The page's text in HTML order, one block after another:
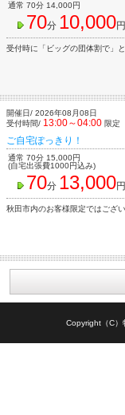
通常 70分 14,000円
70分 10,000円
受付時に「ビッグの団体割で」
開催日/ 2026年08月08日
受付時間/ 13:00～04:00 限定
ご自宅ぽっきり！
通常 70分 15,000円
(自宅出張費1000円込み)
70分 13,000円
秋田市内のお客様限定ではござ
Copyright（C）